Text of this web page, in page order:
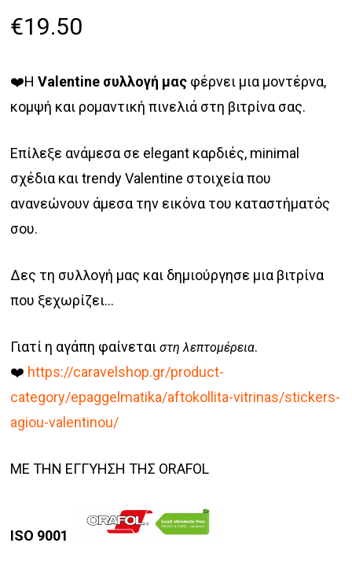
€19.50
❤️ΗValentine συλλογή μας φέρνει μια μοντέρνα,
κομψή και ρομαντική πινελιά στη βιτρίνα σας.
Επίλεξε ανάμεσα σε elegant καρδιές, minimal
σχέδια και trendy Valentine στοιχεία που
ανανεώνουν άμεσα την εικόνα του καταστήματός
σου.
Δες τη συλλογή μας και δημιούργησε μια βιτρίνα
που ξεχωρίζει…
Γιατί η αγάπη φαίνεταιστη λεπτομέρεια.
❤️ https://caravelshop.gr/product-
category/epaggelmatika/aftokollita-vitrinas/stickers-
agiou-valentinou/
ΜΕ ΤΗΝ ΕΓΓΥΗΣΗ ΤΗΣ ORAFOL
ISO 9001